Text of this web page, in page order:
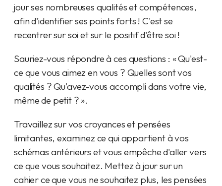
jour ses nombreuses qualités et compétences,
afin d'identifier ses points forts ! C'est se
recentrer sur soi et sur le positif d'être soi !
Sauriez-vous répondre à ces questions : « Qu'est-
ce que vous aimez en vous ? Quelles sont vos
qualités ? Qu'avez-vous accompli dans votre vie,
même de petit ? ».
Travaillez sur vos croyances et pensées
limitantes, examinez ce qui appartient à vos
schémas antérieurs et vous empêche d'aller vers
ce que vous souhaitez. Mettez à jour sur un
cahier ce que vous ne souhaitez plus, les pensées